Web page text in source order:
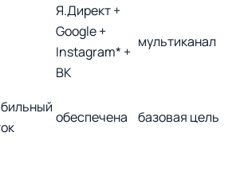
Я.Директ +
Google +
Instagram* +
ВК
мультиканал
обеспечена базовая цель